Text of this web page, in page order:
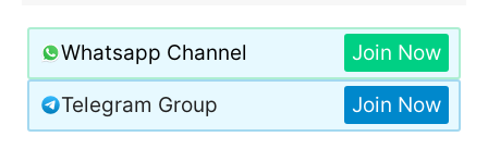
Whatsapp Channel Join Now
Telegram Group Join Now